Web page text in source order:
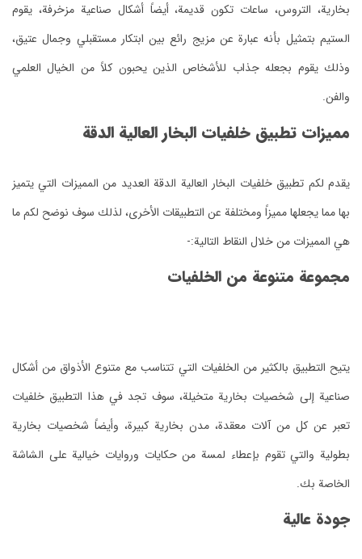
بخارية، التروس، ساعات تكون قديمة، أيضاً أشكال صناعية مزخرفة، يقوم
الستيم بتمثيل بأنه عبارة عن مزيج رائع بين ابتكار مستقبلي وجمال عتيق،
وذلك يقوم بجعله جذاب للأشخاص الذين يحبون كلاً من الخيال العلمي
والفن.
مميزات تطبيق خلفيات البخار العالية الدقة
يقدم لكم تطبيق خلفيات البخار العالية الدقة العديد من المميزات التي يتميز
بها مما يجعلها مميزاً ومختلفة عن التطبيقات الأخرى، لذلك سوف نوضح لكم ما
هي المميزات من خلال النقاط التالية:-
مجموعة متنوعة من الخلفيات
يتيح التطبيق بالكثير من الخلفيات التي تتناسب مع متنوع الأذواق من أشكال
صناعية إلى شخصيات بخارية متخيلة، سوف تجد في هذا التطبيق خلفيات
تعبر عن كل من آلات معقدة، مدن بخارية كبيرة، وأيضاً شخصيات بخارية
بطولية والتي تقوم بإعطاء لمسة من حكايات وروايات خيالية على الشاشة
الخاصة بك.
جودة عالية